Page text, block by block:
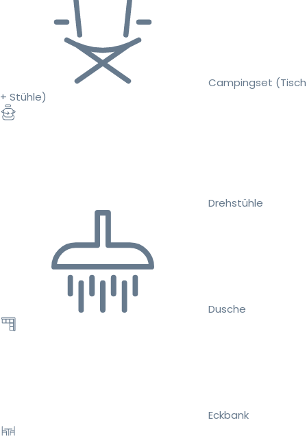
Campingset (Tisch
+ Stühle)
Drehstühle
Dusche
Eckbank